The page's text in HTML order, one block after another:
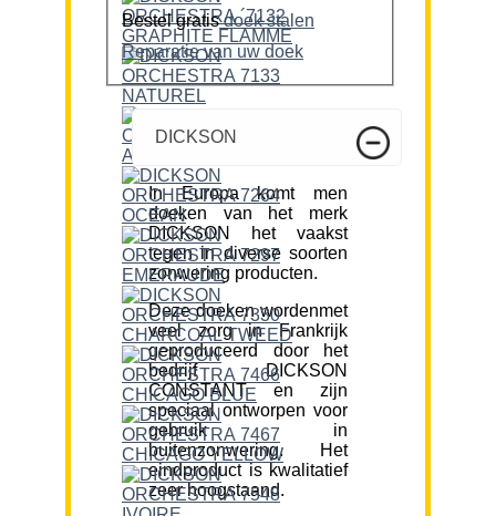
Bestel gratis doek stalen
Reparatie van uw doek
DICKSON
In Europa komt men
doeken van het merk
DICKSON het vaakst
tegen in diverse soorten
zonwering producten.
Deze doeken wordenmet
veel zorg in Frankrijk
geproduceerd door het
bedrijf DICKSON
CONSTANT en zijn
speciaal ontworpen voor
gebruik in
buitenzonwering. Het
eindproduct is kwalitatief
zeer hoogstaand.